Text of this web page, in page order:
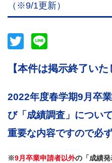
（※9/1更新）
Twitter
【本件は掲示終了いた
2022年度春学期9月卒
び「成績調査」につい
重要な内容ですので必
※9月卒業申請者以外の「成績